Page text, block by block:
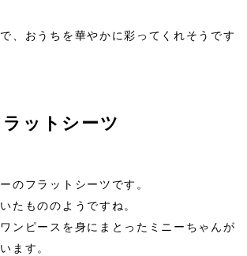
、おうちを華やかに彩ってくれそうです
ットシーツ
のフラットシーツです。
たもののようですね。
ンピースを身にまとったミニーちゃんが
ます。